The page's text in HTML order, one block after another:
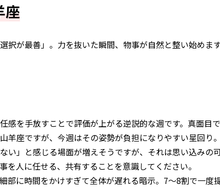
座
択が最善」。力を抜いた瞬間、物事が自然と整い始めます
感を手放すことで評価が上がる逆説的な週です。真面目
羊座ですが、今週はその姿勢が負担になりやすい星回り。
い」と感じる場面が増えそうですが、それは思い込みの可
を人に任せる、共有することを意識してください。
部に時間をかけすぎて全体が遅れる暗示。7〜8割で一度